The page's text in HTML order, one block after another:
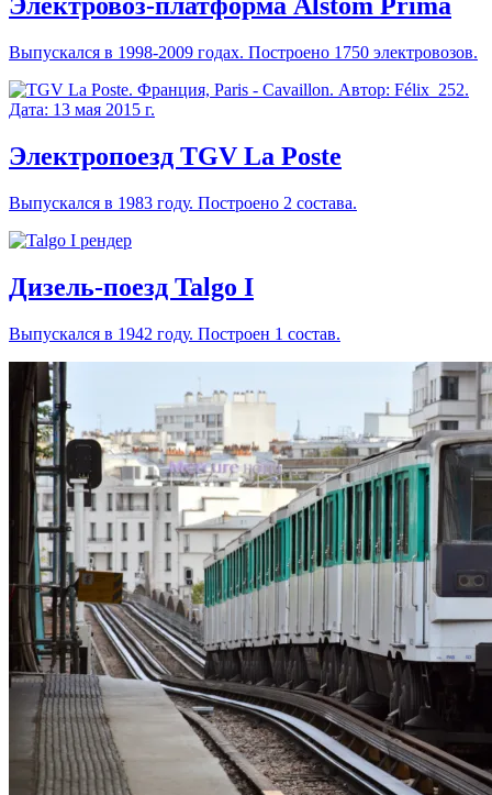
Выпускался в 1998-2009 годах. Построено 1750 электровозов.
Электропоезд TGV La Poste
Выпускался в 1983 году. Построено 2 состава.
Дизель-поезд Talgo I
Выпускался в 1942 году. Построен 1 состав.